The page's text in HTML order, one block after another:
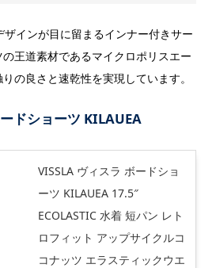
インが目に留まるインナー付きサー
王道素材であるマイクロポリスエー
の良さと速乾性を実現しています。
ドショーツ KILAUEA
VISSLA ヴィスラ ボードショ
ーツ KILAUEA 17.5″
ECOLASTIC 水着 短パン レト
ロフィット アップサイクルコ
コナッツ エラスティックウエ